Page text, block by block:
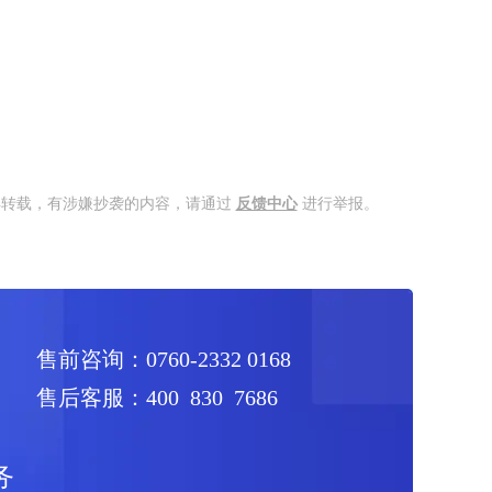
载，有涉嫌抄袭的内容，请通过 反馈中心进行举报。
售前咨询：0760-2332 0168
售后客服：400 830 7686